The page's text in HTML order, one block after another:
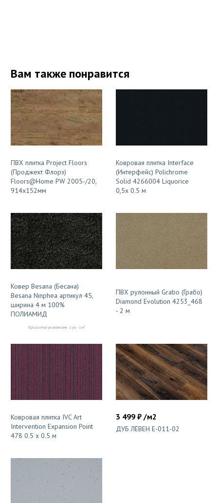
Вам также понравится
ПВХ плитка Project Floors
(Проджект Флорз)
Floors@Home PW 2005-/20,
914x152мм
Ковровая плитка Interface
(Интерфейс) Polichrome
Solid 4266004 Liquorice
0,5x 0.5 м
Ковер Besana (Бесана)
Besana Ninphea артикул 45,
ширина 4 м 100%
ПОЛИАМИД
Продаётся упаковками: 1 уп. - 1 м2
ПВХ рулонный Grabo (Грабо)
Diamond Evolution 4253_468
- 2 м
Ковровая плитка IVC Art
Intervention Expansion Point
478 0.5 x 0.5 м
3 499 ₽ /м2
ДУБ ЛЁВЕН E-011-02